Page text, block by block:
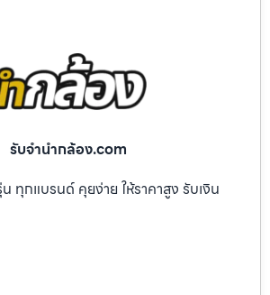
รับจํานํากล้อง.com
ทุกแบรนด์ คุยง่าย ให้ราคาสูง รับเงิน